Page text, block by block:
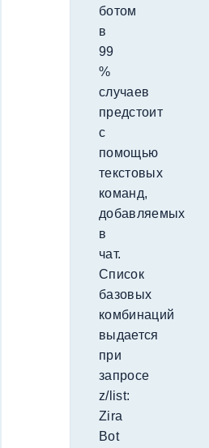
ботом
в
99
%
случаев
предстоит
с
помощью
текстовых
команд,
добавляемых
в
чат.
Список
базовых
комбинаций
выдается
при
запросе
z/list:
Zira
Bot